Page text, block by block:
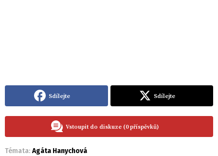
Sdílejte Sdílejte
Vstoupit do diskuze (0 příspěvků)
Témata: Agáta Hanychová